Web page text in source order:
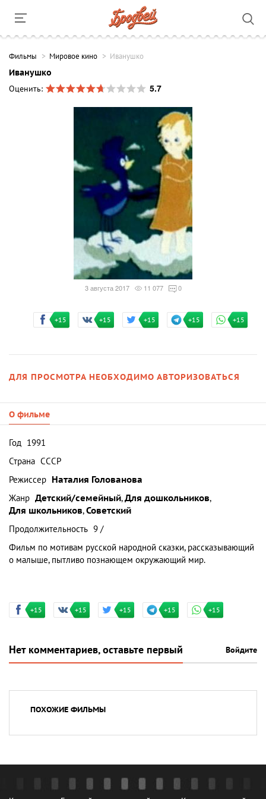
Фильмы Мировое кино Иванушко
Иванушко
Оценить:
5.7
3 августа 2017 11 077 0
+15 +15 +15 +15 +15
ДЛЯ ПРОСМОТРА НЕОБХОДИМО АВТОРИЗОВАТЬСЯ
О фильме
Год 1991
Страна СССР
Режиссер Наталия Голованова
Жанр Детский/семейный,Для дошкольников,
Для школьников,Советский
Продолжительность 9 /
Фильм по мотивам русской народной сказки, рассказывающий
о малыше, пытливо познающем окружающий мир.
+15 +15 +15 +15 +15
Нет комментариев, оставьте первый Войдите
ПОХОЖИЕ ФИЛЬМЫ